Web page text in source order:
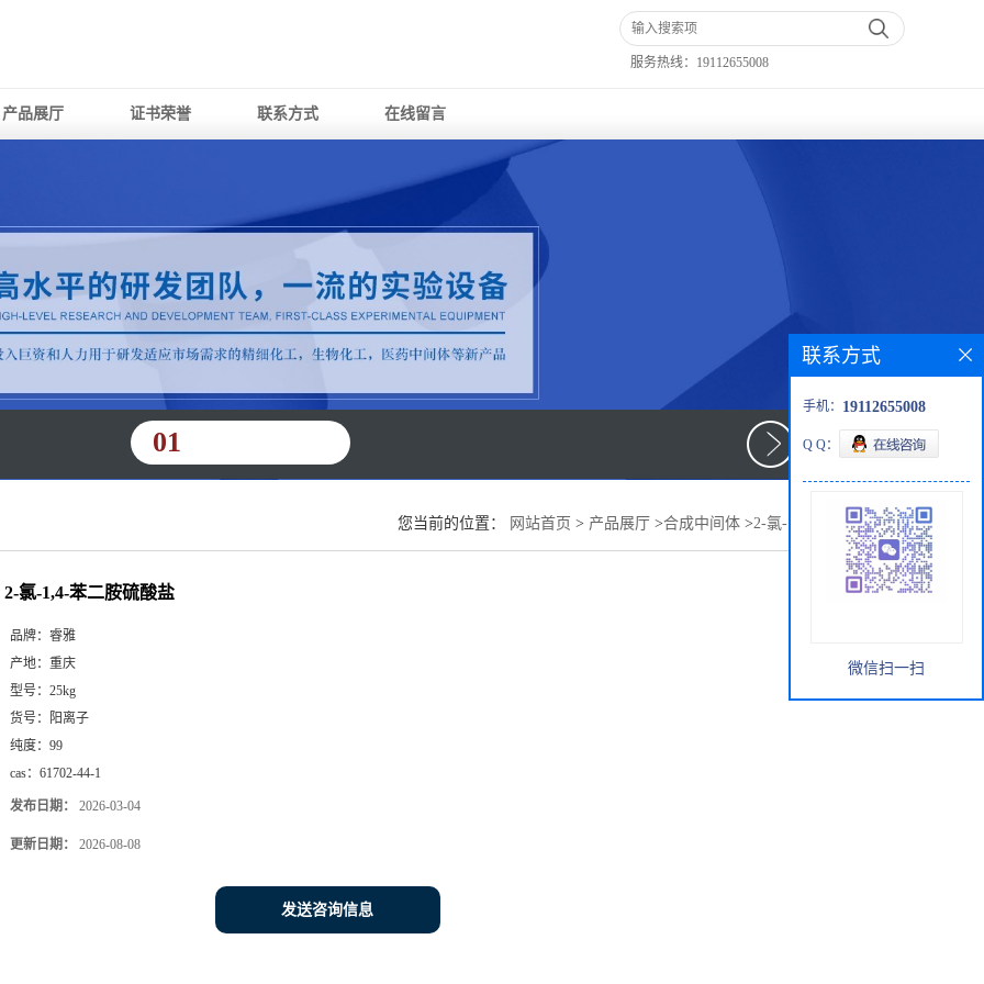
服务热线： 19112655008
产品展厅 证书荣誉 联系方式 在线留言
01
您当前的位置： 网站首页 > 产品展厅 >合成中间体 >2-氯-1,4-苯二胺硫酸盐
2-氯-1,4-苯二胺硫酸盐
品牌： 睿雅
产地： 重庆
型号： 25kg
货号：
阳离子
纯度： 99
cas： 61702-44-1
发布日期： 2026-03-04
更新日期： 2026-08-08
发送咨询信息
联系方式
手机： 19112655008
Q Q：
微信扫一扫